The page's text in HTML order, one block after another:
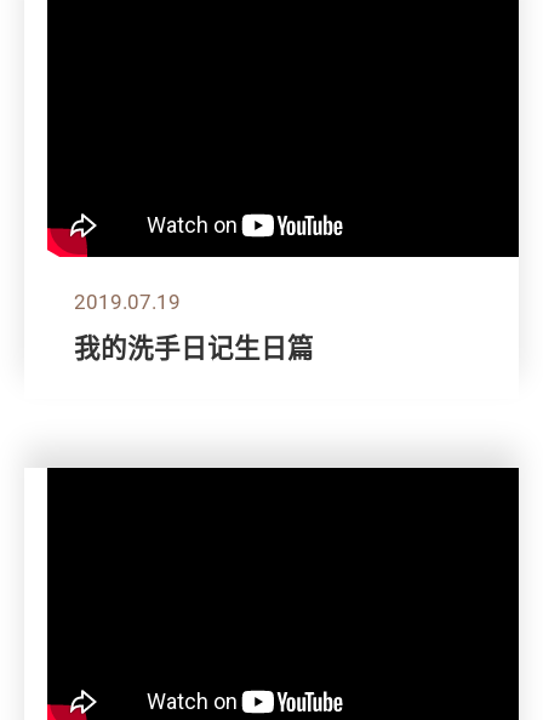
2019.07.19
我的洗手日记生日篇